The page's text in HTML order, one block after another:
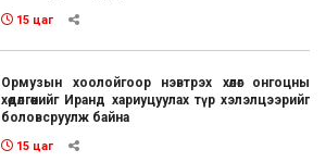
15 цаг
Ормузын хоолойгоор нэвтрэх хөлөг онгоцны
хөдөлгөөнийг Иранд хариуцуулах түр хэлэлцээрийг
боловсруулж байна
15 цаг